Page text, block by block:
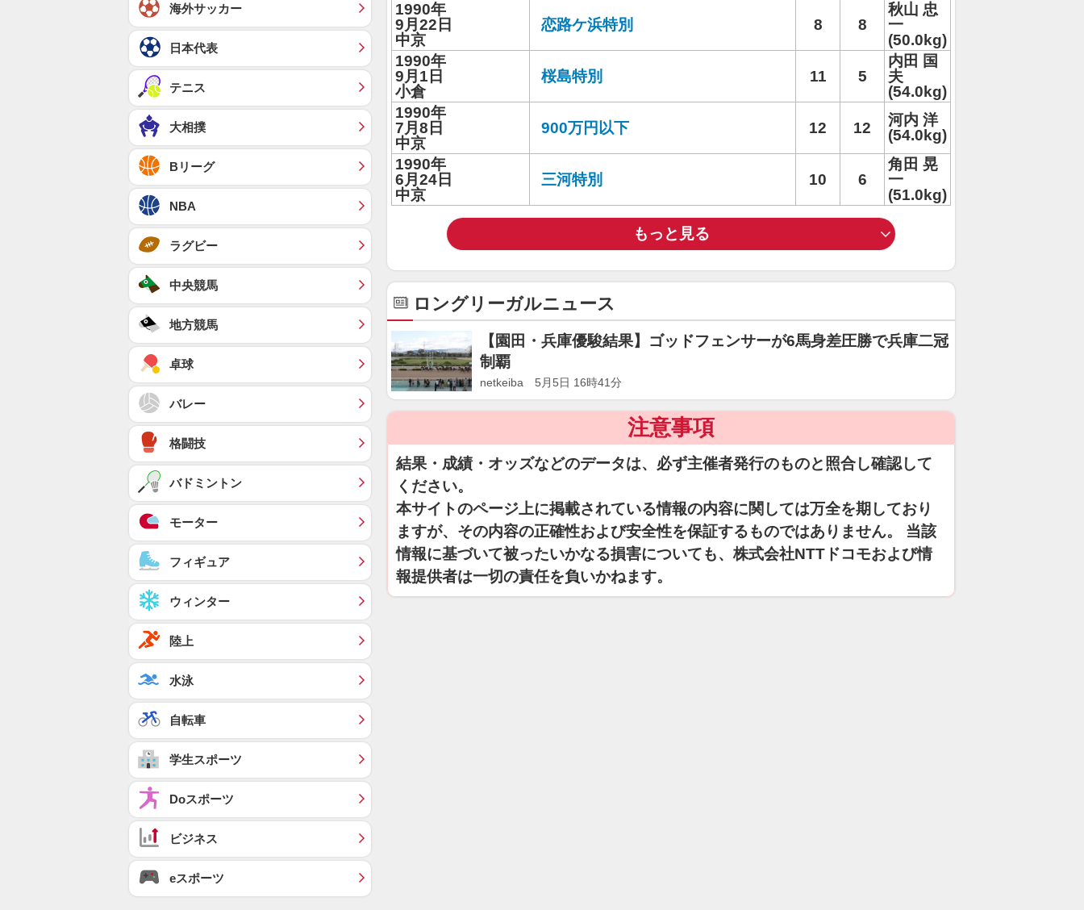
1990年
9月22日
中京
恋路ケ浜特別 8 8
秋山 忠
一
(50.0kg)
1990年
9月1日
小倉
桜島特別 11 5
内田 国
夫
(54.0kg)
1990年
7月8日
中京
900万円以下 12 12
河内 洋
(54.0kg)
1990年
6月24日
中京
三河特別 10 6
角田 晃
一
(51.0kg)
もっと見る
ロングリーガルニュース
【園田・兵庫優駿結果】ゴッドフェンサーが6馬身差圧勝で兵庫二冠
制覇
netkeiba 5月5日 16時41分
注意事項
結果・成績・オッズなどのデータは、必ず主催者発行のものと照合し確認して
ください。
本サイトのページ上に掲載されている情報の内容に関しては万全を期しており
ますが、その内容の正確性および安全性を保証するものではありません。 当該
情報に基づいて被ったいかなる損害についても、株式会社NTTドコモおよび情
報提供者は一切の責任を負いかねます。
海外サッカー
日本代表
テニス
大相撲
Bリーグ
NBA
ラグビー
中央競馬
地方競馬
卓球
バレー
格闘技
バドミントン
モーター
フィギュア
ウィンター
陸上
水泳
自転車
学生スポーツ
Doスポーツ
ビジネス
eスポーツ